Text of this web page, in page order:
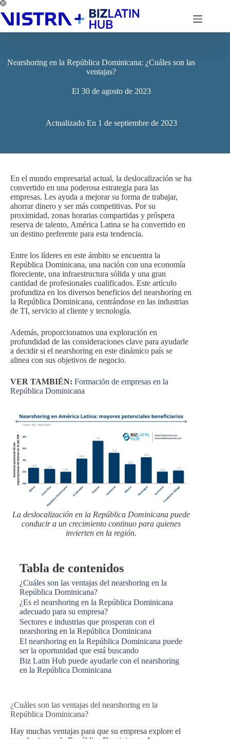
Saltar
al
contenido
Nearshoring en la República Dominicana: ¿Cuáles son las
ventajas?
El 30 de agosto de 2023
Actualizado En 1 de septiembre de 2023
En el mundo empresarial actual, la deslocalización se ha
convertido en una poderosa estrategia para las
empresas. Les ayuda a mejorar su forma de trabajar,
ahorrar dinero y ser más competitivas. Por su
proximidad, zonas horarias compartidas y próspera
reserva de talento, América Latina se ha convertido en
un destino preferente para esta tendencia.
Entre los líderes en este ámbito se encuentra la
República Dominicana, una nación con una economía
floreciente, una infraestructura sólida y una gran
cantidad de profesionales cualificados. Este artículo
profundiza en los diversos beneficios del nearshoring en
la República Dominicana, centrándose en las industrias
de TI, servicio al cliente y tecnología.
Además, proporcionamos una exploración en
profundidad de las consideraciones clave para ayudarle
a decidir si el nearshoring en este dinámico país se
alinea con sus objetivos de negocio.
VER TAMBIÉN: Formación de empresas en la
República Dominicana
La deslocalización en la República Dominicana puede
conducir a un crecimiento continuo para quienes
invierten en la región.
Tabla de contenidos
¿Cuáles son las ventajas del nearshoring en la
República Dominicana?
¿Es el nearshoring en la República Dominicana
adecuado para su empresa?
Sectores e industrias que prosperan con el
nearshoring en la República Dominicana
El nearshoring en la República Dominicana puede
ser la oportunidad que está buscando
Biz Latin Hub puede ayudarle con el nearshoring
en la República Dominicana
¿Cuáles son las ventajas del nearshoring en la
República Dominicana?
Hay muchas ventajas para que su empresa explore el